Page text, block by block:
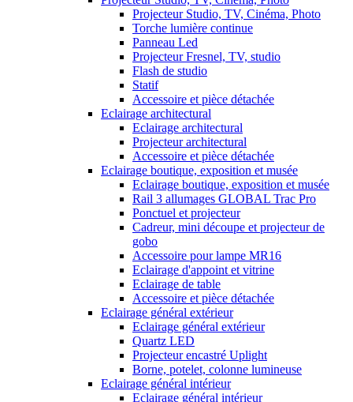
Projecteur Studio, TV, Cinéma, Photo
Torche lumière continue
Panneau Led
Projecteur Fresnel, TV, studio
Flash de studio
Statif
Accessoire et pièce détachée
Eclairage architectural
Eclairage architectural
Projecteur architectural
Accessoire et pièce détachée
Eclairage boutique, exposition et musée
Eclairage boutique, exposition et musée
Rail 3 allumages GLOBAL Trac Pro
Ponctuel et projecteur
Cadreur, mini découpe et projecteur de
gobo
Accessoire pour lampe MR16
Eclairage d'appoint et vitrine
Eclairage de table
Accessoire et pièce détachée
Eclairage général extérieur
Eclairage général extérieur
Quartz LED
Projecteur encastré Uplight
Borne, potelet, colonne lumineuse
Eclairage général intérieur
Eclairage général intérieur